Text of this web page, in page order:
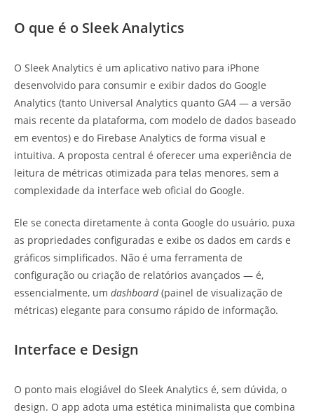
O que é o Sleek Analytics
O Sleek Analytics é um aplicativo nativo para iPhone
desenvolvido para consumir e exibir dados do Google
Analytics (tanto Universal Analytics quanto GA4 — a versão
mais recente da plataforma, com modelo de dados baseado
em eventos) e do Firebase Analytics de forma visual e
intuitiva. A proposta central é oferecer uma experiência de
leitura de métricas otimizada para telas menores, sem a
complexidade da interface web oficial do Google.
Ele se conecta diretamente à conta Google do usuário, puxa
as propriedades configuradas e exibe os dados em cards e
gráficos simplificados. Não é uma ferramenta de
configuração ou criação de relatórios avançados — é,
essencialmente, um dashboard(painel de visualização de
métricas) elegante para consumo rápido de informação.
Interface e Design
O ponto mais elogiável do Sleek Analytics é, sem dúvida, o
design. O app adota uma estética minimalista que combina